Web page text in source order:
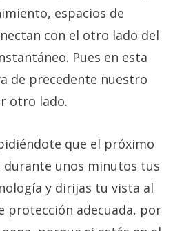
espacios de
con el otro lado del
Pues en esta
de precedente nuestro
otro lado.
que el próximo
durante unos minutos tus
y dirijas tu vista al
protección adecuada, por